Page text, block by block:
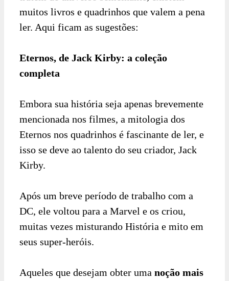
muitos livros e quadrinhos que valem a pena
ler. Aqui ficam as sugestões:
Eternos, de Jack Kirby: a coleção
completa
Embora sua história seja apenas brevemente
mencionada nos filmes, a mitologia dos
Eternos nos quadrinhos é fascinante de ler, e
isso se deve ao talento do seu criador, Jack
Kirby.
Após um breve período de trabalho com a
DC, ele voltou para a Marvel e os criou,
muitas vezes misturando História e mito em
seus super-heróis.
Aqueles que desejam obter uma noção mais